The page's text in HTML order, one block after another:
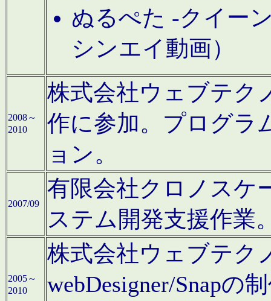
ぬるぺた -クイー
シンエイ動画）
2008～
2010
株式会社ウェブテク
作に参加。プログラ
ョン。
2007/09
有限会社クロノスケ
ステム開発支援作業
2005～
2010
株式会社ウェブテク
webDesigner/Snapの